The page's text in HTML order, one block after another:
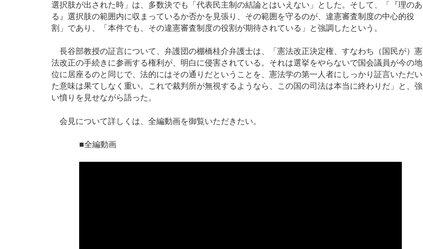
選択肢が出された時」は、多数決でも「代表民主制の結論とはいえない」とした。そして、「『理のあ
る』選択肢の範囲内に収まっているか否かを見張り、その範囲を守るのが、違憲審査制度の中心的役
割」であり、「本件でも、その違憲審査制度の役割が期待されている」と強調したという。
長谷部教授の証言について、弁護団の棚橋桂介弁護士は、「憲法改正決定権、すなわち（国民が）憲
法改正の手続きに参画する権利が、明白に侵害されている。それは選挙をやらないで国会議員が今の地
位に居座るのと同じで、法的にはその通りだということを、憲法学の第一人者にしっかり証言いただい
た意味は果てしなく重い。これで裁判所が無視するようなら、この国の司法は本当に終わりだ」と、強
い憤りを見せながら語った。
会見について詳しくは、全編動画を御覧いただきたい。
■全編動画